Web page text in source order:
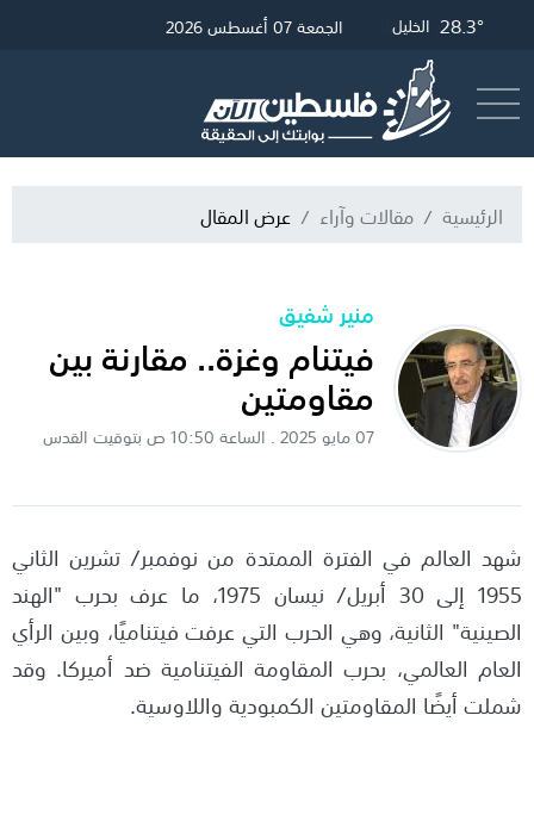
32.32° غزة 29.45° القدس 29.21° رام الله 28.3° الخليل الجمعة 07 أغسطس 2026
الرئيسية مقالات وآراء عرض المقال
منير شفيق
فيتنام وغزة.. مقارنة بين
مقاومتين
07 مايو 2025 . الساعة 10:50 ص بتوقيت القدس
شهد العالم في الفترة الممتدة من نوفمبر/ تشرين الثاني
1955 إلى 30 أبريل/ نيسان 1975، ما عرف بحرب "الهند
الصينية" الثانية، وهي الحرب التي عرفت فيتناميًا، وبين الرأي
العام العالمي، بحرب المقاومة الفيتنامية ضد أميركا. وقد
شملت أيضًا المقاومتين الكمبودية واللاوسية.